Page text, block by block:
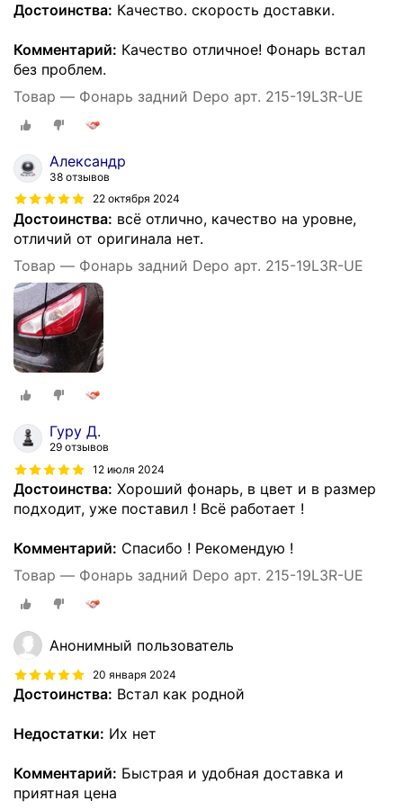
Достоинства: Качество. скорость доставки.
Комментарий: Качество отличное! Фонарь встал
без проблем.
Товар — Фонарь задний Depo арт. 215-19L3R-UE
Александр
38 отзывов
22 октября 2024
Достоинства: всё отлично, качество на уровне,
отличий от оригинала нет.
Товар — Фонарь задний Depo арт. 215-19L3R-UE
Гуру Д.
29 отзывов
12 июля 2024
Достоинства: Хороший фонарь, в цвет и в размер
подходит, уже поставил ! Всё работает !
Комментарий: Спасибо ! Рекомендую !
Товар — Фонарь задний Depo арт. 215-19L3R-UE
Анонимный пользователь
20 января 2024
Достоинства: Встал как родной
Недостатки: Их нет
Комментарий: Быстрая и удобная доставка и
приятная цена